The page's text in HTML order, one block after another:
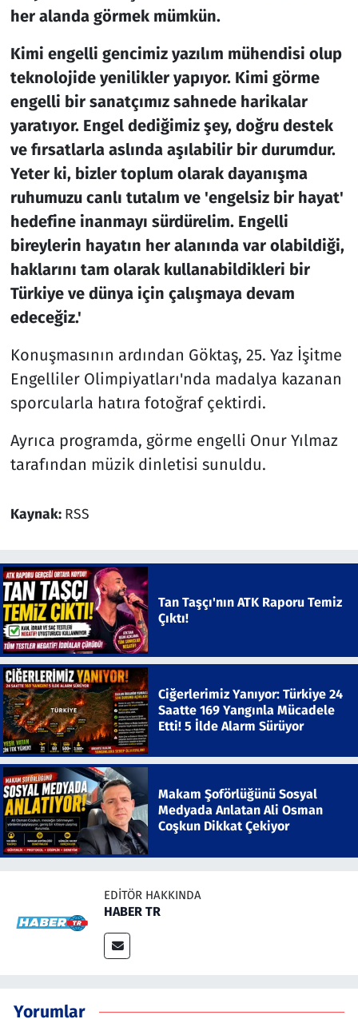
her alanda görmek mümkün.
Kimi engelli gencimiz yazılım mühendisi olup
teknolojide yenilikler yapıyor. Kimi görme
engelli bir sanatçımız sahnede harikalar
yaratıyor. Engel dediğimiz şey, doğru destek
ve fırsatlarla aslında aşılabilir bir durumdur.
Yeter ki, bizler toplum olarak dayanışma
ruhumuzu canlı tutalım ve 'engelsiz bir hayat'
hedefine inanmayı sürdürelim. Engelli
bireylerin hayatın her alanında var olabildiği,
haklarını tam olarak kullanabildikleri bir
Türkiye ve dünya için çalışmaya devam
edeceğiz.'
Konuşmasının ardından Göktaş, 25. Yaz İşitme
Engelliler Olimpiyatları'nda madalya kazanan
sporcularla hatıra fotoğraf çektirdi.
Ayrıca programda, görme engelli Onur Yılmaz
tarafından müzik dinletisi sunuldu.
Kaynak: RSS
Tan Taşçı'nın ATK Raporu Temiz
Çıktı!
Ciğerlerimiz Yanıyor: Türkiye 24
Saatte 169 Yangınla Mücadele
Etti! 5 İlde Alarm Sürüyor
Makam Şoförlüğünü Sosyal
Medyada Anlatan Ali Osman
Coşkun Dikkat Çekiyor
EDITÖR HAKKINDA
HABER TR
Yorumlar